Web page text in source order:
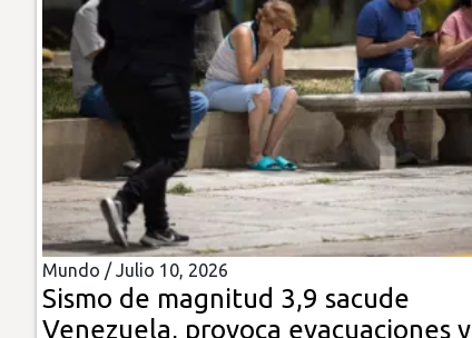
Show
Deportes
Insólitas
Multimedia
Mundo /Julio 10, 2026
Sismo de magnitud 3,9 sacude
Venezuela, provoca evacuaciones y